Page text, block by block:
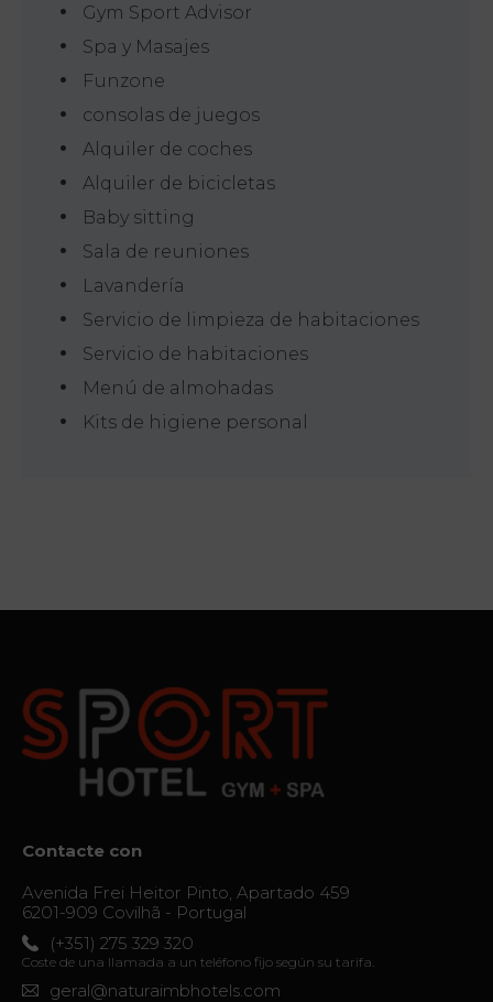
PT
FR
EN
ES
Inicio
Concepto
Habitaciones
My Natura
Ofertas
Academia
Deportiva
Spa
del destino
Vouchers
Contacto
Noticias
Virtual
Gym Sport Advisor
Spa y Masajes
Funzone
consolas de juegos
Alquiler de coches
Alquiler de bicicletas
Baby sitting
Sala de reuniones
Lavandería
Servicio de limpieza de habitaciones
Servicio de habitaciones
Menú de almohadas
Kits de higiene personal
Contacte con
Avenida Frei Heitor Pinto, Apartado 459
6201-909 Covilhã - Portugal
(+351) 275 329 320
Coste de una llamada a un teléfono fijo según su tarifa.
geral@naturaimbhotels.com